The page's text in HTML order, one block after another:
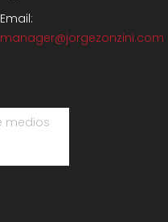
Email:
manager@jorgezonzini.com